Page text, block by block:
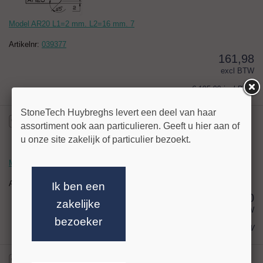
Model AR20 L1=2 mm. L2=16 mm. 7
Artikelnr: 039377
161,98
excl BTW
€ 195,99 incl BTW
Model AR12 L1=1.75 mm. L2=8.5 mm. 1
Artikelnr: 039385
459,80
excl BTW
incl BTW
StoneTech Huybreghs levert een deel van haar
assortiment ook aan particulieren. Geeft u hier aan of
u onze site zakelijk of particulier bezoekt.
Ik ben een
zakelijke
bezoeker